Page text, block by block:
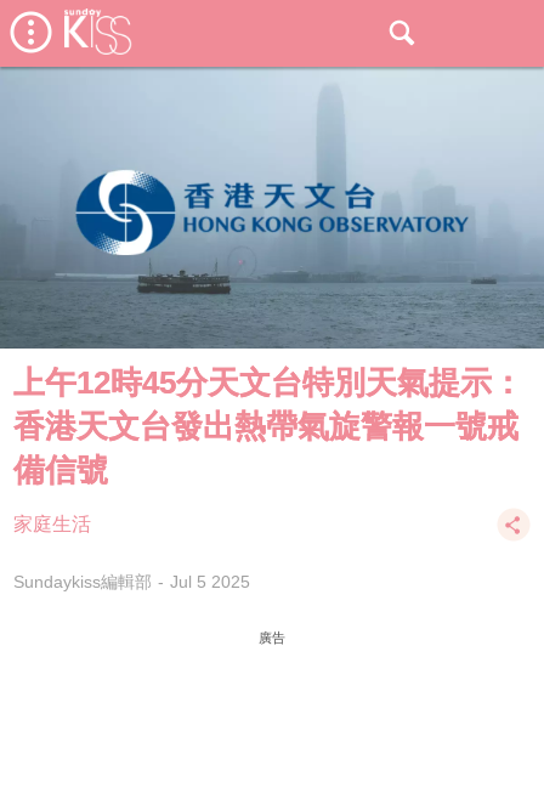
上午12時45分天文台特別天氣提示：
香港天文台發出熱帶氣旋警報一號戒
備信號
家庭生活
Sundaykiss編輯部 Jul 5 2025
廣告